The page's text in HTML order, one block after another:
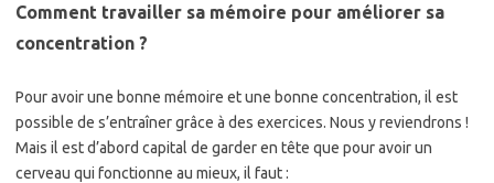
Comment travailler sa mémoire pour améliorer sa
concentration ?
Pour avoir une bonne mémoire et une bonne concentration, il est
possible de s’entraîner grâce à des exercices. Nous y reviendrons !
Mais il est d’abord capital de garder en tête que pour avoir un
cerveau qui fonctionne au mieux, il faut :